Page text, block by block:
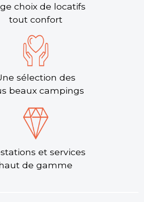
choix de locatifs
tout confort
sélection des
beaux campings
et services
de gamme